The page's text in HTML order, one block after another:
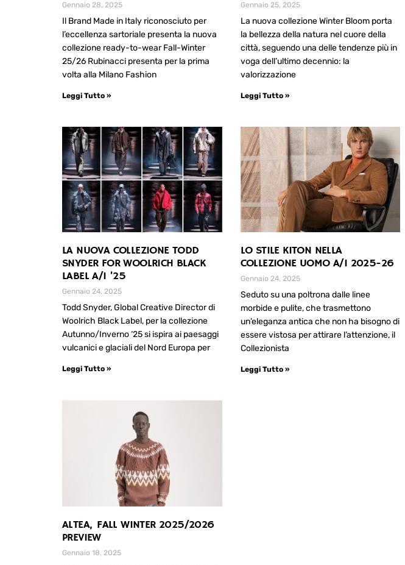
Gennaio 28, 2025
Il Brand Made in Italy riconosciuto per
l’eccellenza sartoriale presenta la nuova
collezione ready-to-wear Fall-Winter
25/26 Rubinacci presenta per la prima
volta alla Milano Fashion
Leggi Tutto »
Gennaio 25, 2025
La nuova collezione Winter Bloom porta
la bellezza della natura nel cuore della
città, seguendo una delle tendenze più in
voga dell’ultimo decennio: la
valorizzazione
Leggi Tutto »
LA NUOVA COLLEZIONE TODD
SNYDER FOR WOOLRICH BLACK
LABEL A/I ’25
Gennaio 24, 2025
Todd Snyder, Global Creative Director di
Woolrich Black Label, per la collezione
Autunno/Inverno ‘25 si ispira ai paesaggi
vulcanici e glaciali del Nord Europa per
Leggi Tutto »
LO STILE KITON NELLA
COLLEZIONE UOMO A/I 2025-26
Gennaio 24, 2025
Seduto su una poltrona dalle linee
morbide e pulite, che trasmettono
un’eleganza antica che non ha bisogno di
essere vistosa per attirare l’attenzione, il
Collezionista
Leggi Tutto »
ALTEA, FALL WINTER 2025/2026
PREVIEW
Gennaio 18, 2025